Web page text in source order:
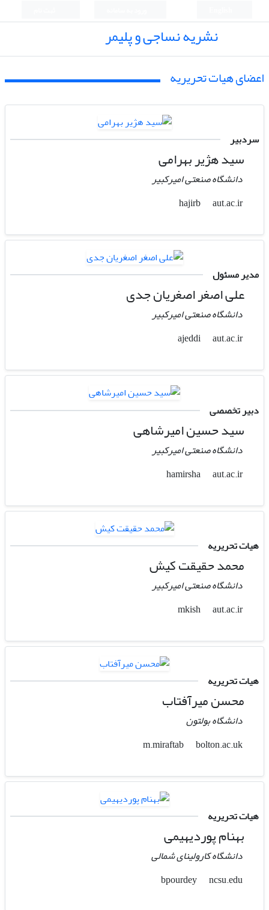
نشریه نساجی و پلیمر
اعضای هیات تحریریه
سردبیر
سید هژیر بهرامی
دانشگاه صنعتی امیرکبیر
hajirb
aut.ac.ir
مدیر مسئول
علی اصغر اصغریان جدی
دانشگاه صنعتی امیرکبیر
ajeddi
aut.ac.ir
دبیر تخصصی
سید حسین امیرشاهی
دانشگاه صنعتی امیرکبیر
hamirsha
aut.ac.ir
هیات تحریریه
محمد حقیقت کیش
دانشگاه صنعتی امیرکبیر
mkish
aut.ac.ir
هیات تحریریه
محسن میرآفتاب
دانشگاه بولتون
bolton.ac.uk
هیات تحریریه
بهنام پوردیهیمی
دانشگاه کارولینای شمالی
ncsu.edu